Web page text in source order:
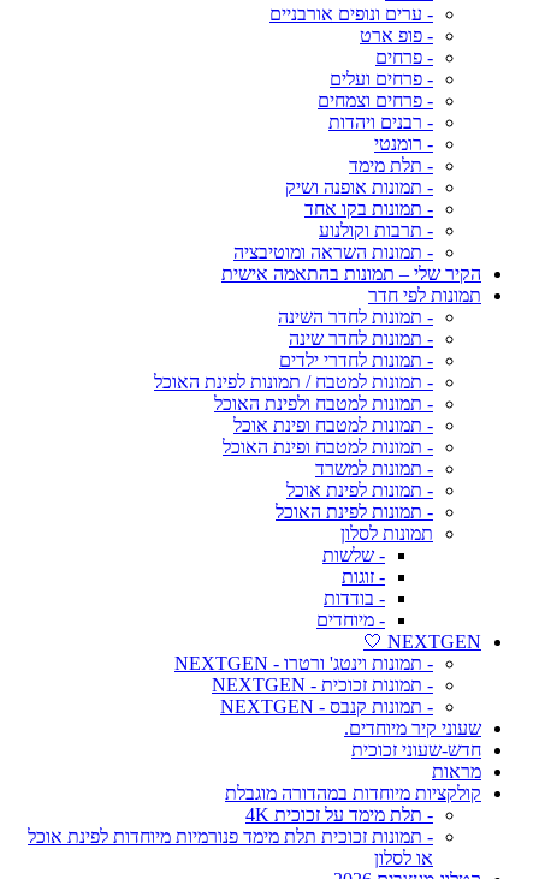
- ערים ונופים אורבניים
- פופ ארט
- פרחים
- פרחים ועלים
- פרחים וצמחים
- רבנים ויהדות
- רומנטי
- תלת מימד
- תמונות אופנה ושיק
- תמונות בקו אחד
- תרבות וקולנוע
- תמונות השראה ומוטיבציה
הקיר שלי – תמונות בהתאמה אישית
תמונות לפי חדר
- תמונות לחדר השינה
- תמונות לחדר שינה
- תמונות לחדרי ילדים
- תמונות למטבח / תמונות לפינת האוכל
- תמונות למטבח ולפינת האוכל
- תמונות למטבח ופינת אוכל
- תמונות למטבח ופינת האוכל
- תמונות למשרד
- תמונות לפינת אוכל
- תמונות לפינת האוכל
תמונות לסלון
- שלשות
- זוגות
- בודדות
- מיוחדים
NEXTGEN 🤍
- תמונות וינטג' ורטרו - NEXTGEN
- תמונות זכוכית - NEXTGEN
- תמונות קנבס - NEXTGEN
שעוני קיר מיוחדים.
חדש-שעוני זכוכית
מראות
קולקציות מיוחדות במהדורה מוגבלת
- תלת מימד על זכוכית 4K
- תמונות זכוכית תלת מימד פנורמיות מיוחדות לפינת אוכל
או לסלון